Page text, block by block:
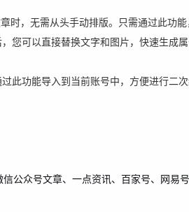
时，无需从头手动排版。只需通过此功
您可以直接替换文字和图片，快速生成属
此功能导入到当前账号中，方便进行二
公众号文章、一点资讯、百家号、网易